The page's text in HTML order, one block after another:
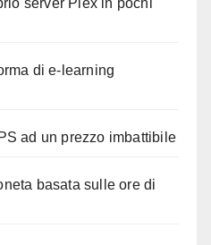
di e-learning
ad un prezzo imbattibile
basata sulle ore di